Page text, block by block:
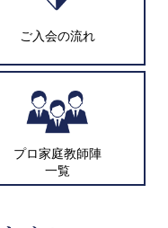
ご入会の流れ
プロ家庭教師陣
一覧